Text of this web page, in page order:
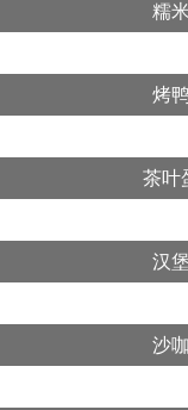
糯
烤
茶叶
汉
沙